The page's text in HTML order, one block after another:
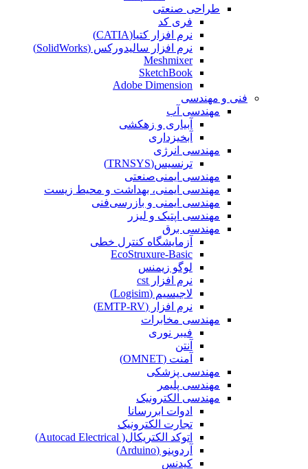
طراحی صنعتی
فری کد
نرم افزار کتیا(CATIA)
نرم افزار سالیدورکس (SolidWorks)
Meshmixer
SketchBook
Adobe Dimension
فنی و مهندسی
مهندسی آب
آبیاری و زهکشی
آبخیزداری
مهندسی انرژی
ترنسیس(TRNSYS)
مهندسی ایمنی‌صنعتی
مهندسی ایمنی، بهداشت و محیط زیست
مهندسی ایمنی‌ و‌ بازرسی‌فنی
مهندسی اپتیک و لیزر
مهندسی برق
آزمایشگاه کنترل خطی
EcoStruxure-Basic
لوگو زیمنس
نرم افزار cst
لاجیسیم (Logisim)
نرم افزار (EMTP-RV)
مهندسی مخابرات
فیبر نوری
آنتن
آمنت (OMNET)
مهندسی پزشکی
مهندسی پلیمر
مهندسی الکترونیک
ادوات ابررسانا
تجارت الکترونیک
اتوکد الکتریکال( Autocad Electrical)
آردوینو (Arduino)
کیدنس